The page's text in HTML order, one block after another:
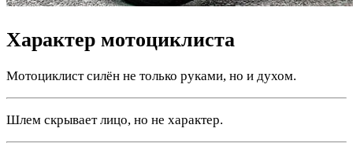
Характер мотоциклиста
Мотоциклист силён не только руками, но и духом.
Шлем скрывает лицо, но не характер.